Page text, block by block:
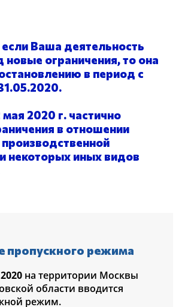
если Ваша деятельность
ограничения, то она
в период с
2020 г. частично
в отношении
некоторых иных видов
пропускного режима
на территории Москвы
области вводится
режим.